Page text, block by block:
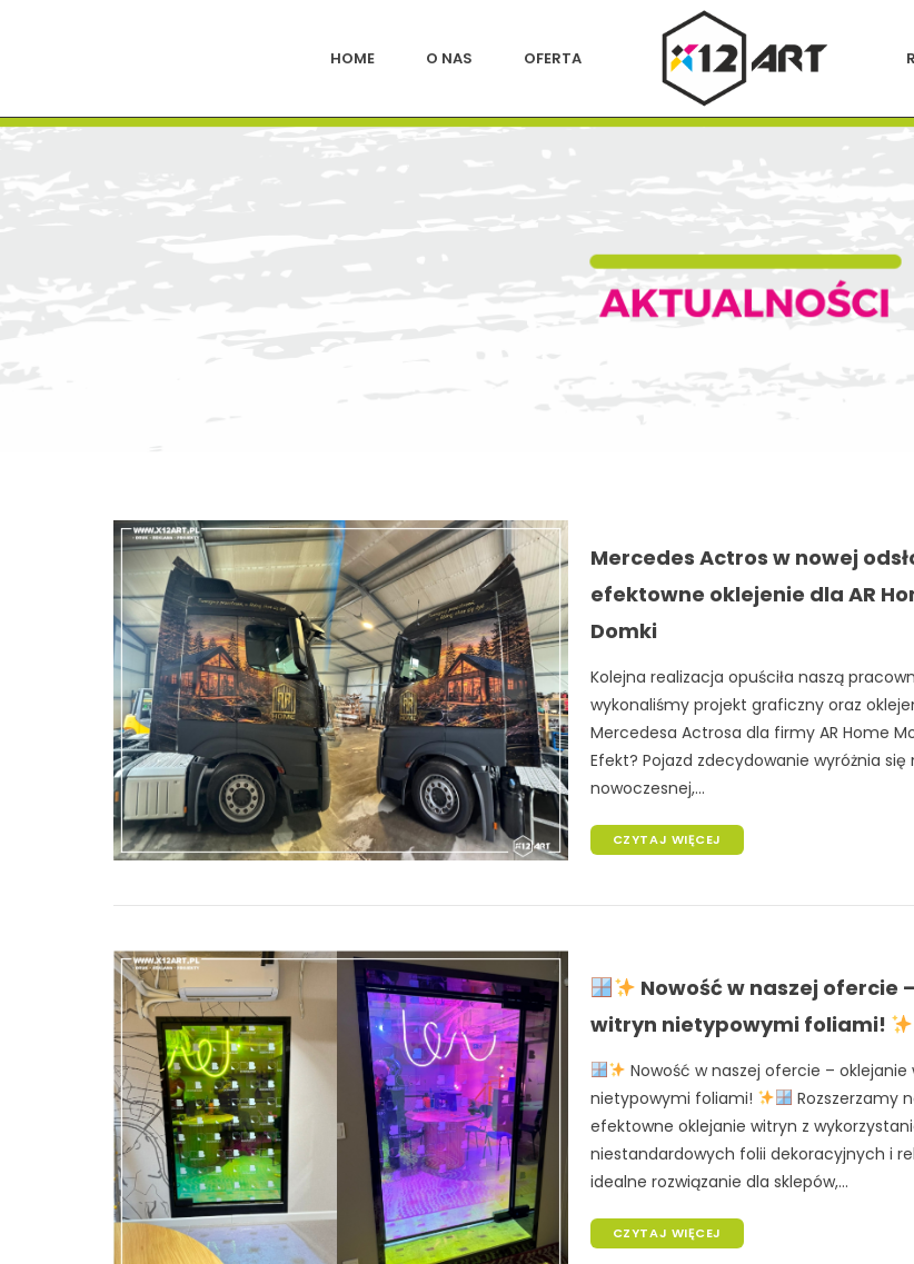
HOME O NAS OFERTA
Mercedes Actros w nowej
efektowne oklejenie dla AR
Domki
Kolejna realizacja opuściła naszą
wykonaliśmy projekt graficzny oraz
Mercedesa Actrosa dla firmy AR Home
Efekt? Pojazd zdecydowanie wyróżnia się
nowoczesnej,...
CZYTAJ WIĘCEJ
Nowość w naszej ofercie
witryn nietypowymi foliami!
Nowość w naszej ofercie – oklejanie
nietypowymi foliami!
Rozszerzamy
efektowne oklejanie witryn z
niestandardowych folii dekoracyjnych i
idealne rozwiązanie dla sklepów,...
CZYTAJ WIĘCEJ